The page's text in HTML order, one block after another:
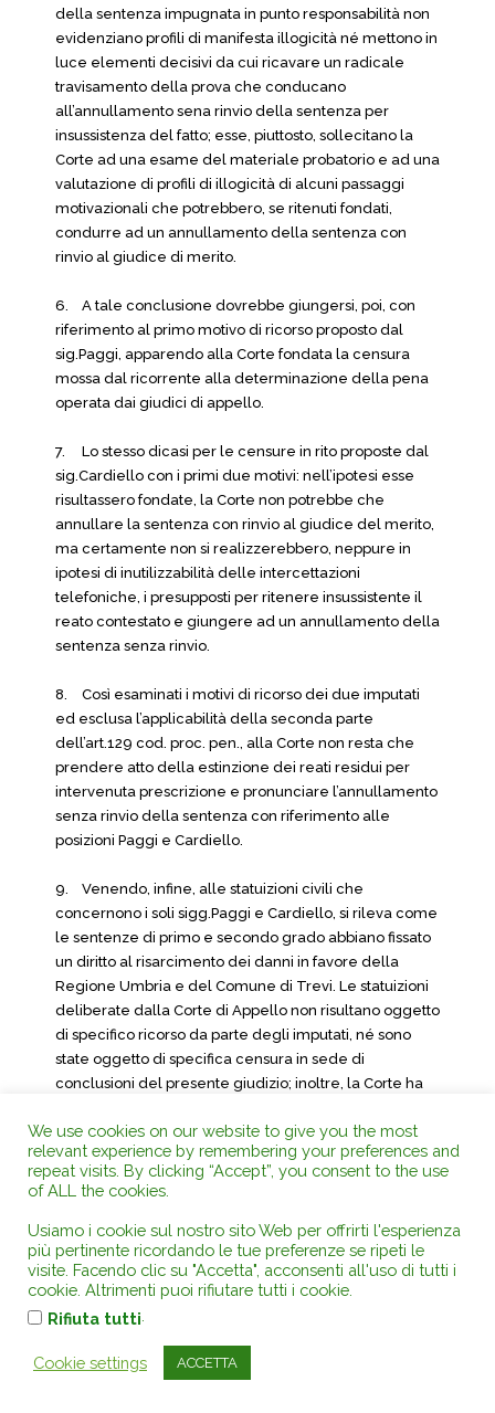
della sentenza impugnata in punto responsabilità non
evidenziano profili di manifesta illogicità né mettono in
luce elementi decisivi da cui ricavare un radicale
travisamento della prova che conducano
all’annullamento sena rinvio della sentenza per
insussistenza del fatto; esse, piuttosto, sollecitano la
Corte ad una esame del materiale probatorio e ad una
valutazione di profili di illogicità di alcuni passaggi
motivazionali che potrebbero, se ritenuti fondati,
condurre ad un annullamento della sentenza con
rinvio al giudice di merito.
6.
A tale conclusione dovrebbe giungersi, poi, con
riferimento al primo motivo di ricorso proposto dal
sig.Paggi, apparendo alla Corte fondata la censura
mossa dal ricorrente alla determinazione della pena
operata dai giudici di appello.
7.
Lo stesso dicasi per le censure in rito proposte dal
sig.Cardiello con i primi due motivi: nell’ipotesi esse
risultassero fondate, la Corte non potrebbe che
annullare la sentenza con rinvio al giudice del merito,
ma certamente non si realizzerebbero, neppure in
ipotesi di inutilizzabilità delle intercettazioni
telefoniche, i presupposti per ritenere insussistente il
reato contestato e giungere ad un annullamento della
sentenza senza rinvio.
8.
Così esaminati i motivi di ricorso dei due imputati
ed esclusa l’applicabilità della seconda parte
dell’art.129 cod. proc. pen., alla Corte non resta che
prendere atto della estinzione dei reati residui per
intervenuta prescrizione e pronunciare l’annullamento
senza rinvio della sentenza con riferimento alle
posizioni Paggi e Cardiello.
9.
Venendo, infine, alle statuizioni civili che
concernono i soli sigg.Paggi e Cardiello, si rileva come
le sentenze di primo e secondo grado abbiano fissato
un diritto al risarcimento dei danni in favore della
Regione Umbria e del Comune di Trevi. Le statuizioni
deliberate dalla Corte di Appello non risultano oggetto
di specifico ricorso da parte degli imputati, né sono
state oggetto di specifica censura in sede di
conclusioni del presente giudizio; inoltre, la Corte ha
ricorsi dei sigg.Paggi e Cardiello in punto
responsabilità. Tali circostanze impongono alla Corte
di confermare le statuizioni civili e di condannare i due
grado dalle parti civili Regione Umbria e Comune di
Trevi, che liquida in complessivi 2.000,00 curo, oltre
accessori di legge, per ciascuna di esse.
Annulla senza rinvio la sentenza impugnata
We use cookies on our website to give you the most
relevant experience by remembering your preferences and
repeat visits. By clicking “Accept”, you consent to the use
of ALL the cookies.
Usiamo i cookie sul nostro sito Web per offrirti l'esperienza
più pertinente ricordando le tue preferenze se ripeti le
visite. Facendo clic su "Accetta", acconsenti all'uso di tutti i
cookie. Altrimenti puoi rifiutare tutti i cookie.
Rifiuta tutti
Cookie settings ACCETTA